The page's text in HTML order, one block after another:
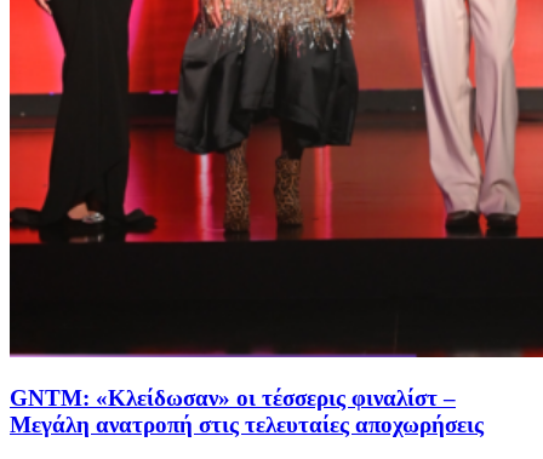
GNTM: «Κλείδωσαν» οι τέσσερις φιναλίστ –
Μεγάλη ανατροπή στις τελευταίες αποχωρήσεις